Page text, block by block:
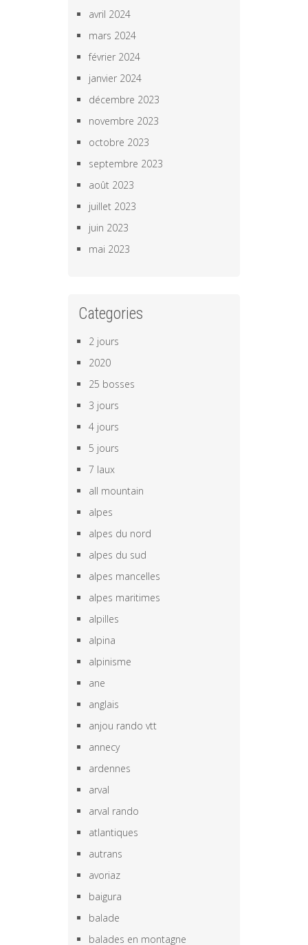
avril 2024
mars 2024
février 2024
janvier 2024
décembre 2023
novembre 2023
octobre 2023
septembre 2023
août 2023
juillet 2023
juin 2023
mai 2023
Categories
2 jours
2020
25 bosses
3 jours
4 jours
5 jours
7 laux
all mountain
alpes
alpes du nord
alpes du sud
alpes mancelles
alpes maritimes
alpilles
alpina
alpinisme
ane
anglais
anjou rando vtt
annecy
ardennes
arval
arval rando
atlantiques
autrans
avoriaz
baigura
balade
balades en montagne